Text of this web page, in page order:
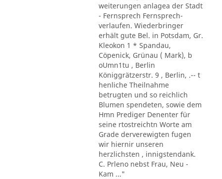
weiterungen anlagea der Stadt
- Fernsprech Fernsprech-
verlaufen. Wiederbringer
erhält gute Bel. in Potsdam, Gr.
Kleokon 1 * Spandau,
Cöpenick, Grünau ( Mark), b
oUmn1tu , Berlin
Königgrätzerstr. 9 , Berlin, .-- t
henliche Theilnahme
betrugten und so reichlich
Blumen spendeten, sowie dem
Hmn Prediger Denenter für
seine rtostreichtn Worte am
Grade derverewigten fugen
wir hiernir unseren
herzlichsten , innigstendank.
C. Prleno nebst Frau, Neu -
Kam ..."